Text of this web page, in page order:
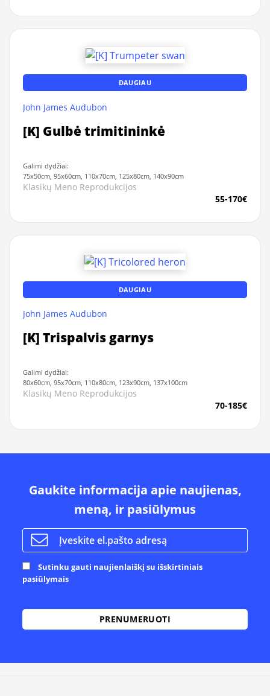
DAUGIAU
John James Audubon
[K] Gulbė trimitininkė
Galimi dydžiai:
75x50cm, 95x60cm, 110x70cm, 125x80cm, 140x90cm
Klasikų Meno Reprodukcijos
55-170€
DAUGIAU
John James Audubon
[K] Trispalvis garnys
Galimi dydžiai:
80x60cm, 95x70cm, 110x80cm, 123x90cm, 137x100cm
Klasikų Meno Reprodukcijos
70-185€
Gaukite informacija apie naujienas,
meną, ir pasiūlymus
Sutinku gauti naujienlaiškį su išskirtiniais
pasiūlymais